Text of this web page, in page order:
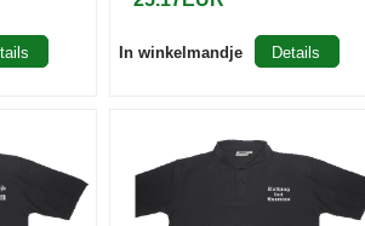
In winkelmandje Details